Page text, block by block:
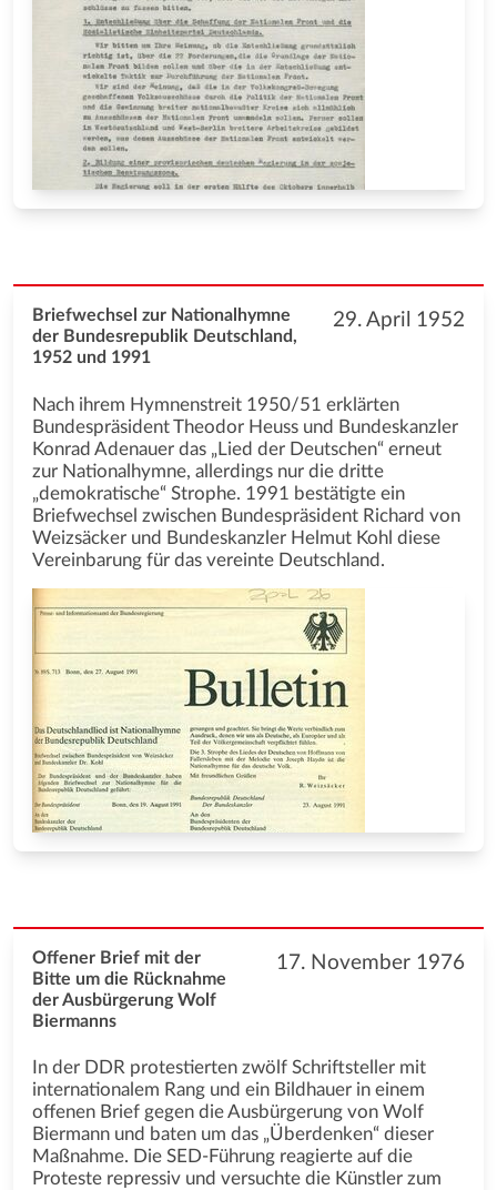
29. April 1952
Briefwechsel zur Nationalhymne
der Bundesrepublik Deutschland,
1952 und 1991
Nach ihrem Hymnenstreit 1950/51 erklärten
Bundespräsident Theodor Heuss und Bundeskanzler
Konrad Adenauer das „Lied der Deutschen“ erneut
zur Nationalhymne, allerdings nur die dritte
„demokratische“ Strophe. 1991 bestätigte ein
Briefwechsel zwischen Bundespräsident Richard von
Weizsäcker und Bundeskanzler Helmut Kohl diese
Vereinbarung für das vereinte Deutschland.
17. November 1976
Offener Brief mit der
Bitte um die Rücknahme
der Ausbürgerung Wolf
Biermanns
In der DDR protestierten zwölf Schriftsteller mit
internationalem Rang und ein Bildhauer in einem
offenen Brief gegen die Ausbürgerung von Wolf
Biermann und baten um das „Überdenken“ dieser
Maßnahme. Die SED-Führung reagierte auf die
Proteste repressiv und versuchte die Künstler zum